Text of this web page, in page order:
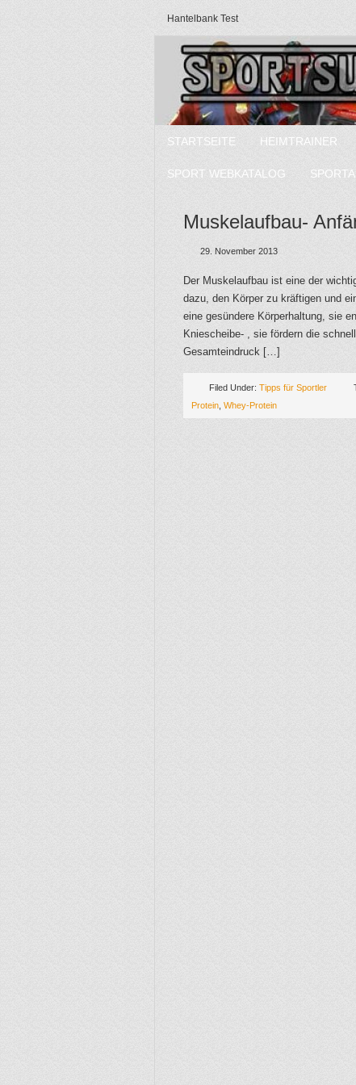
Hantelbank Test
STARTSEITE HEIMTRAINER
SPORT WEBKATALOG
Muskelaufbau-
29. November 2013
Der Muskelaufbau ist eine der
dazu, den Körper zu kräftigen und
eine gesündere Körperhaltung, sie
Kniescheibe- , sie fördern die
Gesamteindruck […]
Filed Under: Tipps für Sportler
Protein Whey-Protein